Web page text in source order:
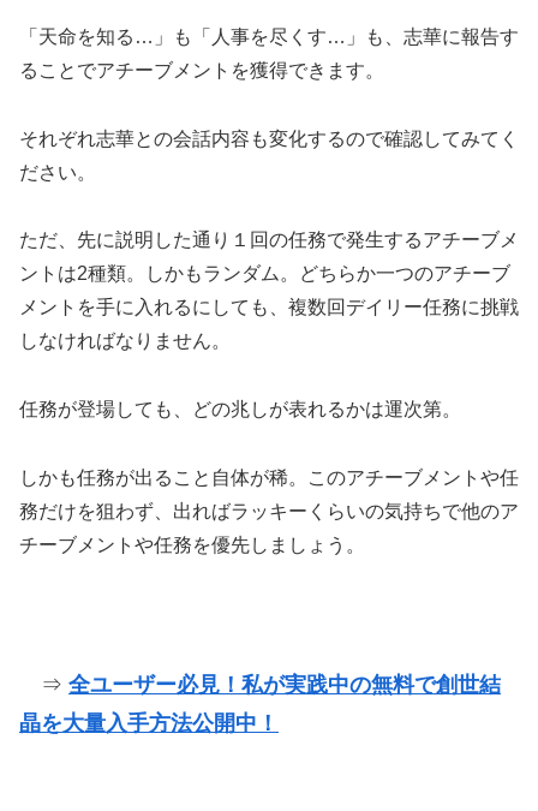
「天命を知る…」も「人事を尽くす…」も、志華に報告す
ることでアチーブメントを獲得できます。
それぞれ志華との会話内容も変化するので確認してみてく
ださい。
ただ、先に説明した通り１回の任務で発生するアチーブメ
ントは2種類。しかもランダム。どちらか一つのアチーブ
メントを手に入れるにしても、複数回デイリー任務に挑戦
しなければなりません。
任務が登場しても、どの兆しが表れるかは運次第。
しかも任務が出ること自体が稀。このアチーブメントや任
務だけを狙わず、出ればラッキーくらいの気持ちで他のア
チーブメントや任務を優先しましょう。
⇒ 全ユーザー必見！私が実践中の無料で創世結
晶を大量入手方法公開中！